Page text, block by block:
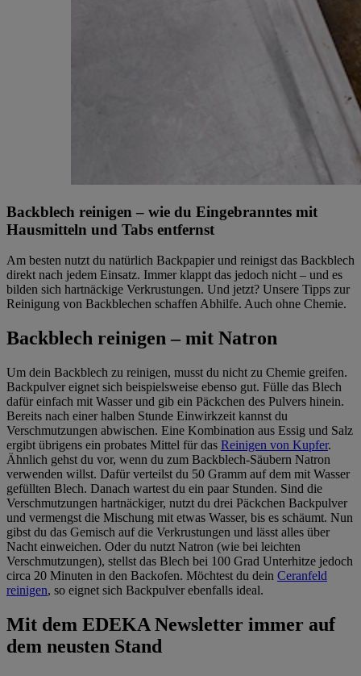
Backblech reinigen – wie du Eingebranntes mit
Hausmitteln und Tabs entfernst
Am besten nutzt du natürlich Backpapier und reinigst das Backblech
direkt nach jedem Einsatz. Immer klappt das jedoch nicht – und es
bilden sich hartnäckige Verkrustungen. Und jetzt? Unsere Tipps zur
Reinigung von Backblechen schaffen Abhilfe. Auch ohne Chemie.
Backblech reinigen – mit Natron
Um dein Backblech zu reinigen, musst du nicht zu Chemie greifen.
Backpulver eignet sich beispielsweise ebenso gut. Fülle das Blech
dafür einfach mit Wasser und gib ein Päckchen des Pulvers hinein.
Bereits nach einer halben Stunde Einwirkzeit kannst du
Verschmutzungen abwischen. Eine Kombination aus Essig und Salz
ergibt übrigens ein probates Mittel für das Reinigen von Kupfer.
Ähnlich gehst du vor, wenn du zum Backblech-Säubern Natron
verwenden willst. Dafür verteilst du 50 Gramm auf dem mit Wasser
gefüllten Blech. Danach wartest du ein paar Stunden. Sind die
Verschmutzungen hartnäckiger, nutzt du drei Päckchen Backpulver
und vermengst die Mischung mit etwas Wasser, bis es schäumt. Nun
gibst du das Gemisch auf die Verkrustungen und lässt alles über
Nacht einweichen. Oder du nutzt Natron (wie bei leichten
Verschmutzungen), stellst das Blech bei 100 Grad Unterhitze jedoch
circa 20 Minuten in den Backofen. Möchtest du dein Ceranfeld
reinigen, so eignet sich Backpulver ebenfalls ideal.
Mit dem EDEKA Newsletter immer auf
dem neusten Stand